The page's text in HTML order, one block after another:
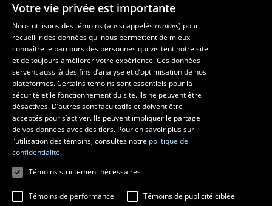
Faculté de musique
Pavillon Louis-Jacques-Casault
1055, avenue du Séminaire, Québec (Québec)  G1V 0A6
Téléphone: 418 656-7061
Suivez-nous sur Facebook
Suivez-nous sur YouTube
Votre vie privée est importante
Nous utilisons des témoins (aussi appeléscookies) pour
recueillir des données qui nous permettent de mieux
connaître le parcours des personnes qui visitent notre site
et de toujours améliorer votre expérience. Ces données
servent aussi à des fins d’analyse et d’optimisation de nos
plateformes. Certains témoins sont essentiels pour la
sécurité et le fonctionnement du site. Ils ne peuvent être
désactivés. D’autres sont facultatifs et doivent être
acceptés pour s’activer. Ils peuvent impliquer le partage
de vos données avec des tiers. Pour en savoir plus sur
l’utilisation des témoins, consultez notre politique de
confidentialité.
Témoins strictement nécessaires
Témoins de performance Témoins de publicité ciblée